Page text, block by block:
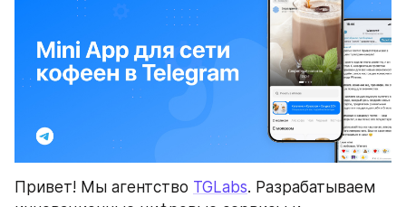
Привет! Мы агентство TGLabs. Разрабатываем